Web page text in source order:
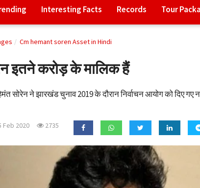
Interesting Facts Records Tour
Cm hemant soren Asset in Hindi
इतने करोड़ के मालिक हैं
सोरेन ने झारखंड चुनाव 2019 के दौरान निर्वाचन आयोग को दिए गए
Feb 2020 2735